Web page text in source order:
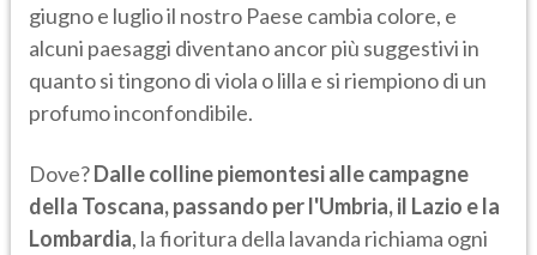
giugno e luglio il nostro Paese cambia colore, e
alcuni paesaggi diventano ancor più suggestivi in
quanto si tingono di viola o lilla e si riempiono di un
profumo inconfondibile.
Dove?Dalle colline piemontesi alle campagne
della Toscana, passando per l'Umbria, il Lazio e la
Lombardia, la fioritura della lavanda richiama ogni